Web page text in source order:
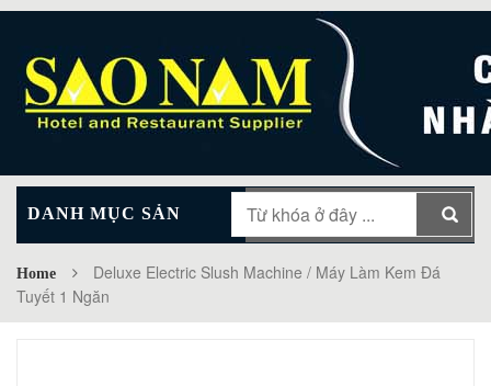
DANH MỤC SẢN
PHẨM
MAIN MENU
Home
Deluxe Electric Slush Machine / Máy Làm Kem Đá
Tuyết 1 Ngăn